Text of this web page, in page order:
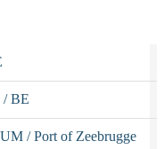
/ BE
/ Port of Zeebrugge